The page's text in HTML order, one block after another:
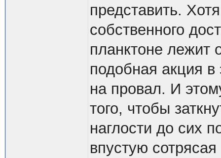
представить.
собственного
планктоне лежит
подобная акция в
на провал. И
того, чтобы
наглости до сих
впустую